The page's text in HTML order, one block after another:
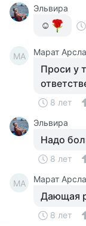
Эльвира
☺
МА Марат
Проси у
8 лет
Эльвира
Надо
8 лет
МА Марат
Дающая
8 лет